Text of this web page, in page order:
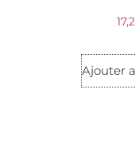
Ajouter